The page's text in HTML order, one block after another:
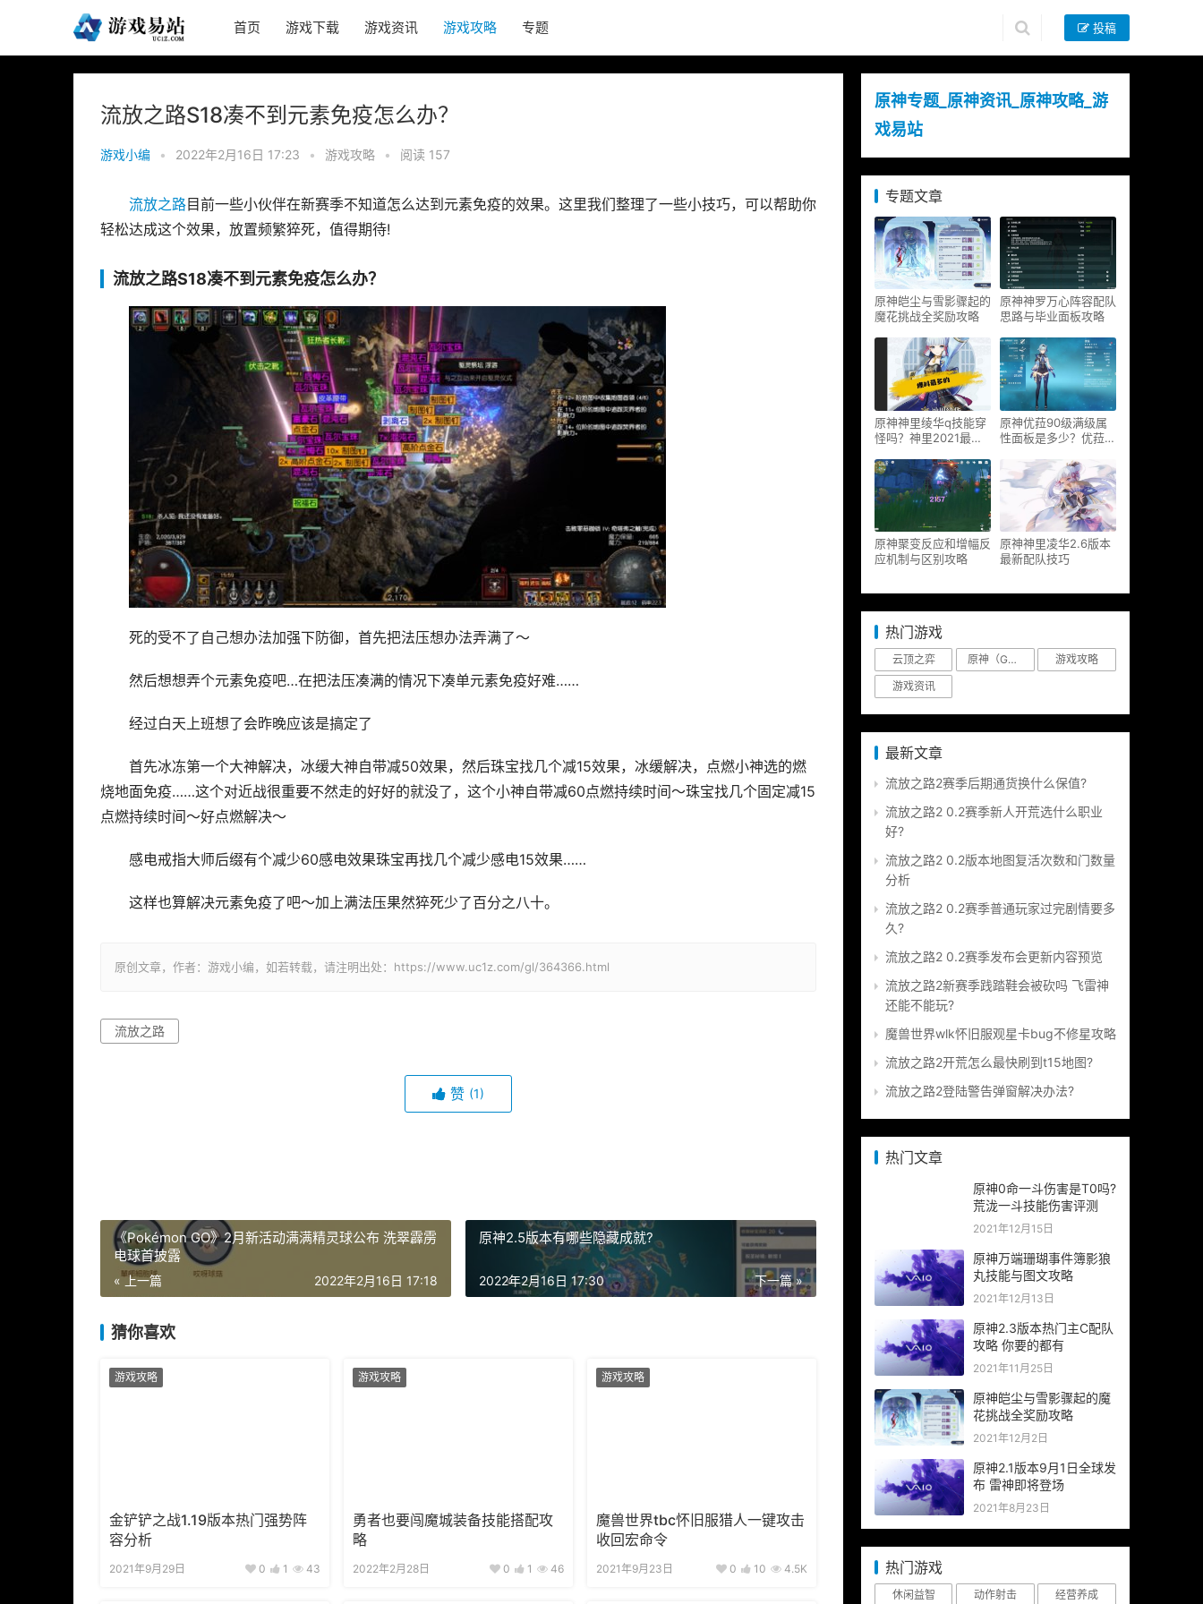
首页 游戏下载 游戏资讯 游戏攻略 专题 投稿
流放之路S18凑不到元素免疫怎么办？
游戏小编 • 2022年2月16日 17:23 • 游戏攻略 • 阅读 157
流放之路目前一些小伙伴在新赛季不知道怎么达到元素免疫的效果。这里我们整理了一些小技巧，可以帮助你
轻松达成这个效果，放置频繁猝死，值得期待!
流放之路S18凑不到元素免疫怎么办？
死的受不了自己想办法加强下防御，首先把法压想办法弄满了～
然后想想弄个元素免疫吧…在把法压凑满的情况下凑单元素免疫好难……
经过白天上班想了会昨晚应该是搞定了
首先冰冻第一个大神解决，冰缓大神自带减50效果，然后珠宝找几个减15效果，冰缓解决，点燃小神选的燃
烧地面免疫……这个对近战很重要不然走的好好的就没了，这个小神自带减60点燃持续时间～珠宝找几个固定减15
点燃持续时间～好点燃解决～
感电戒指大师后缀有个减少60感电效果珠宝再找几个减少感电15效果……
这样也算解决元素免疫了吧～加上满法压果然猝死少了百分之八十。
原创文章，作者：游戏小编，如若转载，请注明出处：https://www.uc1z.com/gl/364366.html
流放之路
赞 (1)
《Pokémon GO》2月新活动满满精灵球公布 洗翠霹雳
电球首披露
« 上一篇 2022年2月16日 17:18
原神2.5版本有哪些隐藏成就?
下一篇 »
2022年2月16日 17:30
猜你喜欢
游戏攻略
金铲铲之战1.19版本热门强势阵
容分析
2021年9月29日 0 1 43
游戏攻略
勇者也要闯魔城装备技能搭配攻
略
2022年2月28日 0 1 46
游戏攻略
魔兽世界tbc怀旧服猎人一键攻击
收回宏命令
2021年9月23日 0 10 4.5K
原神专题_原神资讯_原神攻略_游
戏易站
专题文章
原神皑尘与雪影骤起的
魔花挑战全奖励攻略
原神神罗万心阵容配队
思路与毕业面板攻略
原神神里绫华q技能穿
怪吗？神里2021最新
原神优菈90级满级属
性面板是多少？优菈大
原神聚变反应和增幅反
应机制与区别攻略
原神神里凌华2.6版本
最新配队技巧
热门游戏
云顶之弈 原神（Genshin Impact）
游戏攻略
游戏资讯
最新文章
流放之路2赛季后期通货换什么保值?
流放之路2 0.2赛季新人开荒选什么职业
好?
流放之路2 0.2版本地图复活次数和门数量
分析
流放之路2 0.2赛季普通玩家过完剧情要多
久?
流放之路2 0.2赛季发布会更新内容预览
流放之路2新赛季践踏鞋会被砍吗 飞雷神
还能不能玩?
魔兽世界wlk怀旧服观星卡bug不修星攻略
流放之路2开荒怎么最快刷到t15地图?
流放之路2登陆警告弹窗解决办法?
热门文章
原神0命一斗伤害是T0吗?
荒泷一斗技能伤害评测
2021年12月15日
原神万端珊瑚事件簿影狼
丸技能与图文攻略
2021年12月13日
原神2.3版本热门主C配队
攻略 你要的都有
2021年11月25日
原神皑尘与雪影骤起的魔
花挑战全奖励攻略
2021年12月2日
原神2.1版本9月1日全球发
布 雷神即将登场
2021年8月23日
热门游戏
休闲益智 动作射击 经营养成